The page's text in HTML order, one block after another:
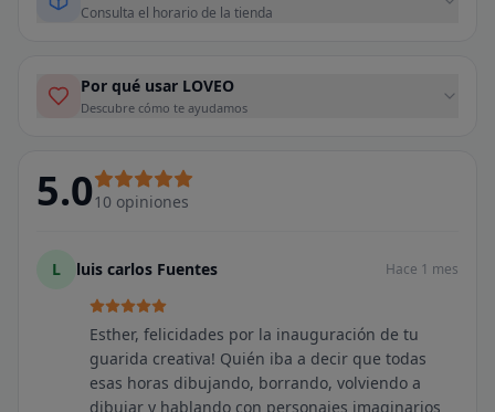
Consulta el horario de la tienda
Por qué usar LOVEO
Descubre cómo te ayudamos
5.010 opiniones
L luis carlos Fuentes Hace 1 mes
Esther, felicidades por la inauguración de tu
guarida creativa! Quién iba a decir que todas
esas horas dibujando, borrando, volviendo a
dibujar y hablando con personajes imaginarios